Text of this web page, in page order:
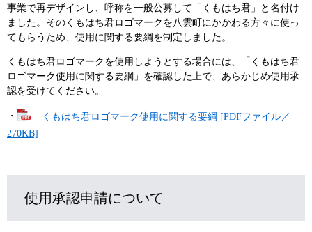
事業で再デザインし、呼称を一般公募して「くもはち君」と名付け
ました。そのくもはち君ロゴマークを八雲町にかかわる方々に使っ
てもらうため、使用に関する要綱を制定しました。
くもはち君ロゴマークを使用しようとする場合には、「くもはち君
ロゴマーク使用に関する要綱」を確認した上で、あらかじめ使用承
認を受けてください。
・
くもはち君ロゴマーク使用に関する要綱 [PDFファイル／
270KB]
使用承認申請について